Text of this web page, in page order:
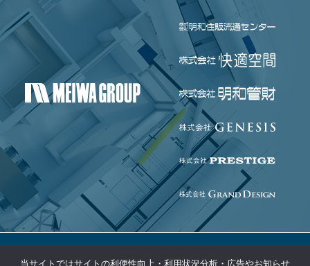
当サイトではサイトの利便性向上・利用状況分析・広告やお知らせ